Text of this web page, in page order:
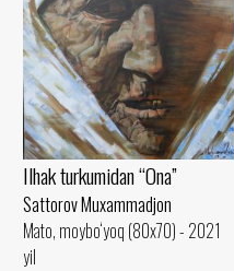
Ilhak turkumidan “Ona”
Sattorov Muxammadjon
Mato, moybo‘yoq (80x70) - 2021
yil